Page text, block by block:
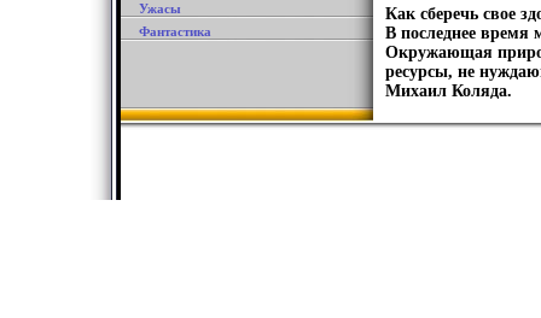
Ужасы
Фантастика
Как сберечь свое
В последнее время
Окружающая
ресурсы, не
Михаил Коляда.